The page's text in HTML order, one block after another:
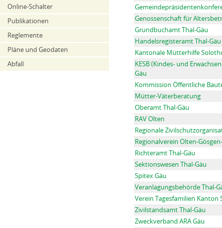
Online-Schalter
Publikationen
Reglemente
Pläne und Geodaten
Abfall
Genossenschaft für
Grundbuchamt Thal-Gäu
Handelsregisteramt Thal-Gäu
Kantonale Mütterhilfe
KESB (Kindes- und
Gäu
Kommission Öffentliche
Mütter-Väterberatung
Oberamt Thal-Gäu
RAV Olten
Regionale
Regionalverein Olten-
Richteramt Thal-Gäu
Sektionswesen Thal-Gäu
Spitex Gäu
Veranlagungsbehörde Thal-
Verein Tagesfamilien Kanton
Zivilstandsamt Thal-Gäu
Zweckverband ARA Gäu